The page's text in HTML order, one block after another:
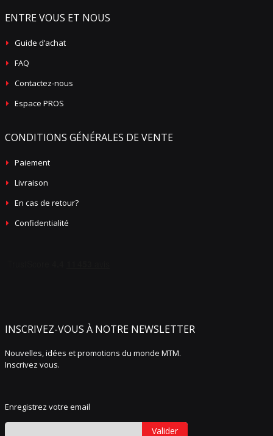
ENTRE VOUS ET NOUS
Guide d’achat
FAQ
Contactez-nous
Espace PROS
CONDITIONS GÉNÉRALES DE VENTE
Paiement
Livraison
En cas de retour?
Confidentialité
INSCRIVEZ-VOUS À NOTRE NEWSLETTER
Nouvelles, idées et promotions du monde MTM.
Inscrivez vous.
Enregistrez votre email
Valider